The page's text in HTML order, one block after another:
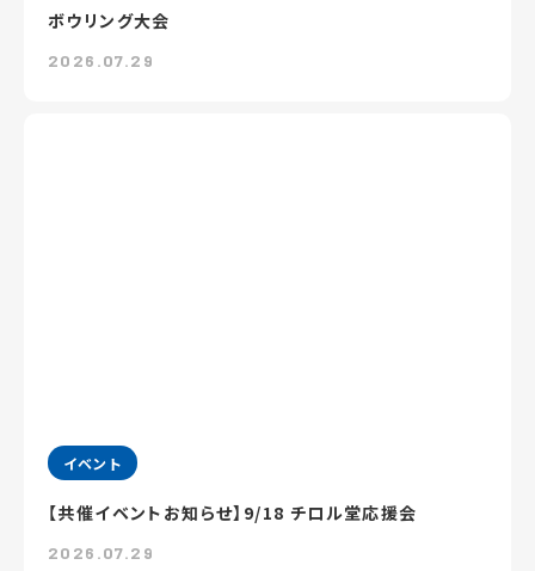
ボウリング大会
2026.07.29
イベント
【共催イベントお知らせ】9/18 チロル堂応援会
2026.07.29